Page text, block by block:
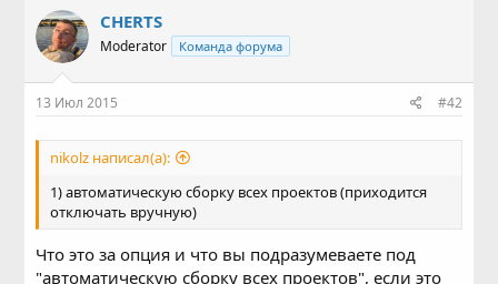
CHERTS
Moderator Команда форума
13 Июл 2015 #42
nikolz написал(а):
1) автоматическую сборку всех проектов (приходится
отключать вручную)
Что это за опция и что вы подразумеваете под
"автоматическую сборку всех проектов", если это